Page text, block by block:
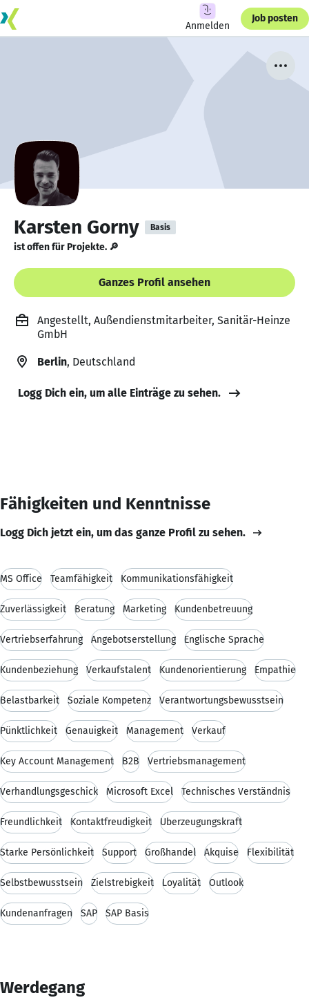
Anmelden
Job posten
Karsten Gorny Basis
ist offen für Projekte. 🔎
Ganzes Profil ansehen
Angestellt, Außendienstmitarbeiter, Sanitär-Heinze
GmbH
Berlin, Deutschland
Logg Dich ein, um alle Einträge zu sehen.
Fähigkeiten und Kenntnisse
Logg Dich jetzt ein, um das ganze Profil zu sehen.
MS Office Teamfähigkeit Kommunikationsfähigkeit
Zuverlässigkeit Beratung Marketing Kundenbetreuung
Vertriebserfahrung Angebotserstellung Englische Sprache
Kundenbeziehung Verkaufstalent Kundenorientierung Empathie
Belastbarkeit Soziale Kompetenz Verantwortungsbewusstsein
Pünktlichkeit Genauigkeit Management Verkauf
Key Account Management B2B Vertriebsmanagement
Verhandlungsgeschick Microsoft Excel Technisches Verständnis
Freundlichkeit Kontaktfreudigkeit Überzeugungskraft
Starke Persönlichkeit Support Großhandel Akquise Flexibilität
Selbstbewusstsein Zielstrebigkeit Loyalität Outlook
Kundenanfragen SAP SAP Basis
Werdegang